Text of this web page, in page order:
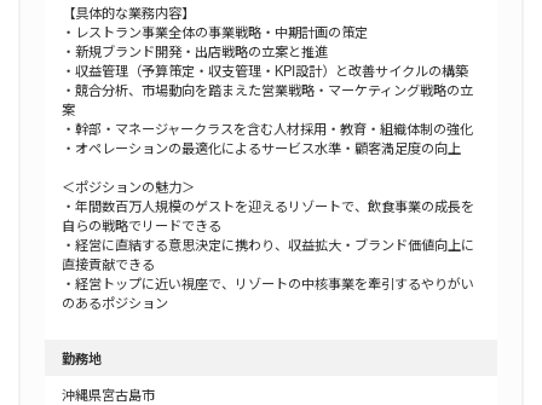
【具体的な業務内容】
・レストラン事業全体の事業戦略・中期計画の策定
・新規ブランド開発・出店戦略の立案と推進
・収益管理（予算策定・収支管理・KPI設計）と改善サイクルの構築
・競合分析、市場動向を踏まえた営業戦略・マーケティング戦略の立
案
・幹部・マネージャークラスを含む人材採用・教育・組織体制の強化
・オペレーションの最適化によるサービス水準・顧客満足度の向上
＜ポジションの魅力＞
・年間数百万人規模のゲストを迎えるリゾートで、飲食事業の成長を
自らの戦略でリードできる
・経営に直結する意思決定に携わり、収益拡大・ブランド価値向上に
直接貢献できる
・経営トップに近い視座で、リゾートの中核事業を牽引するやりがい
のあるポジション
勤務地
沖縄県宮古島市